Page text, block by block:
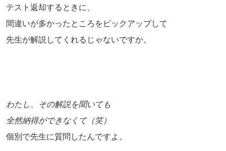
テスト返却するときに、
間違いが多かったところをピックアップして
先生が解説してくれるじゃないですか。
わたし、その解説を聞いても
全然納得ができなくて（笑）
個別で先生に質問したんですよ。